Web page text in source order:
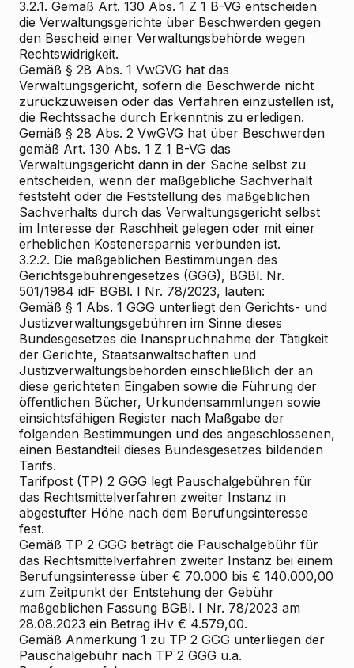
3.2.1. Gemäß Art. 130 Abs. 1 Z 1 B-VG entscheiden
die Verwaltungsgerichte über Beschwerden gegen
den Bescheid einer Verwaltungsbehörde wegen
Rechtswidrigkeit.
Gemäß § 28 Abs. 1 VwGVG hat das
Verwaltungsgericht, sofern die Beschwerde nicht
zurückzuweisen oder das Verfahren einzustellen ist,
die Rechtssache durch Erkenntnis zu erledigen.
Gemäß § 28 Abs. 2 VwGVG hat über Beschwerden
gemäß Art. 130 Abs. 1 Z 1 B-VG das
Verwaltungsgericht dann in der Sache selbst zu
entscheiden, wenn der maßgebliche Sachverhalt
feststeht oder die Feststellung des maßgeblichen
Sachverhalts durch das Verwaltungsgericht selbst
im Interesse der Raschheit gelegen oder mit einer
erheblichen Kostenersparnis verbunden ist.
3.2.2. Die maßgeblichen Bestimmungen des
Gerichtsgebührengesetzes (GGG), BGBl. Nr.
501/1984 idF BGBl. I Nr. 78/2023, lauten:
Gemäß § 1 Abs. 1 GGG unterliegt den Gerichts- und
Justizverwaltungsgebühren im Sinne dieses
Bundesgesetzes die Inanspruchnahme der Tätigkeit
der Gerichte, Staatsanwaltschaften und
Justizverwaltungsbehörden einschließlich der an
diese gerichteten Eingaben sowie die Führung der
öffentlichen Bücher, Urkundensammlungen sowie
einsichtsfähigen Register nach Maßgabe der
folgenden Bestimmungen und des angeschlossenen,
einen Bestandteil dieses Bundesgesetzes bildenden
Tarifs.
Tarifpost (TP) 2 GGG legt Pauschalgebühren für
das Rechtsmittelverfahren zweiter Instanz in
abgestufter Höhe nach dem Berufungsinteresse
fest.
Gemäß TP 2 GGG beträgt die Pauschalgebühr für
das Rechtsmittelverfahren zweiter Instanz bei einem
Berufungsinteresse über € 70.000 bis € 140.000,00
zum Zeitpunkt der Entstehung der Gebühr
maßgeblichen Fassung BGBl. I Nr. 78/2023 am
28.08.2023 ein Betrag iHv € 4.579,00.
Gemäß Anmerkung 1 zu TP 2 GGG unterliegen der
Pauschalgebühr nach TP 2 GGG u.a.